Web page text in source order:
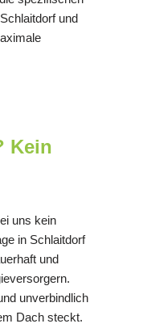
und
Kein
uns kein
in Schlaitdorf
und
unverbindlich
Dach steckt.